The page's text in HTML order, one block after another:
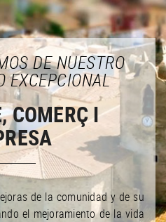
DE NUESTRO
EXCEPCIONAL
COMERÇ I
de la comunidad y de su
el mejoramiento de la vida